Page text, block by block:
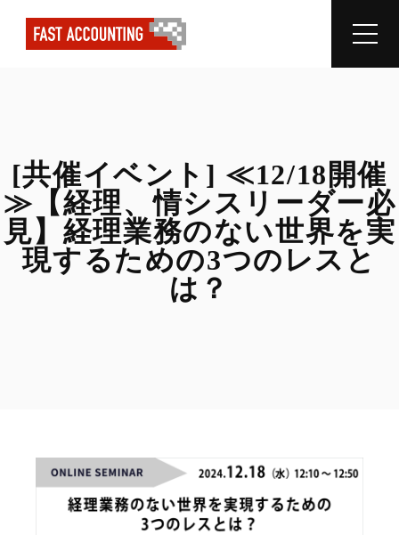
[共催イベント] ≪12/18開催
≫【経理、情シスリーダー必
見】経理業務のない世界を実
現するための3つのレスと
は？